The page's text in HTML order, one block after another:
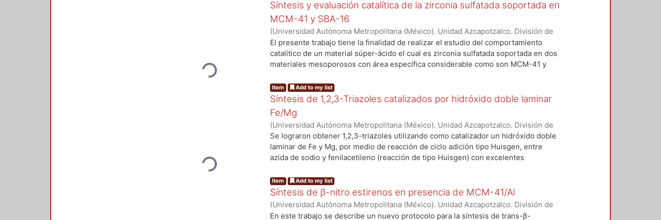
80.6% a esas mismas concentraciones.
Loading...
Síntesis y evaluación catalítica de la zirconia sulfatada soportada en
MCM-41 y SBA-16
(Universidad Autónoma Metropolitana (México). Unidad Azcapotzalco. División de
Ciencias Básicas e Ingeniería.,2016)Leyva Cruz, Edgar Oswaldo;Ángeles Beltrán,
Deyanira ;Lomas Romero, Leticia;Lara Corona, Víctor Hugo
El presente trabajo tiene la finalidad de realizar el estudio del comportamiento
catalítico de un material súper-ácido el cual es zirconia sulfatada soportada en dos
materiales mesoporosos con área específica considerable como son MCM-41 y
Para comparar la actividad catalítica se realizó en una reacción de apertura
nucleofílica de un epóxido con anilina para la obtención de un β-aminoalcohol.
Loading...
Item Add to my list
Síntesis de 1,2,3-Triazoles catalizados por hidróxido doble laminar
Fe/Mg
(Universidad Autónoma Metropolitana (México). Unidad Azcapotzalco. División de
Ciencias Básicas e Ingeniería.,2016 )García Flores, Arturo;Rodríguez Ramírez,
Ricardo Iván; Ángeles Beltrán, Deyanira;Gutiérrez Carrillo, Atilano;Lomas Romero,
Leticia;Negrón Silva, Guillermo Enrique
Se lograron obtener 1,2,3-triazoles utilizando como catalizador un hidróxido doble
laminar de Fe y Mg, por medio de reacción de ciclo adición tipo Huisgen, entre
azida de sodio y fenilacetileno (reacción de tipo Huisgen) con excelentes
calentamiento por irradiación de microondas. El rendimiento de la reacción es el
resultado de ambos procesos catalíticos heterogéneos y homogéneos, como
consecuencia de la captura de Fe por el ascorbato de sodio. Aunque las
condiciones de reacción apropiadas se emplean (EtOH y H₂O, 80 ° C MW, 30 min.),
Item Add to my list
Síntesis de β-nitro estirenos en presencia de MCM-41/Al
(Universidad Autónoma Metropolitana (México). Unidad Azcapotzalco. División de
Ciencias Básicas e Ingeniería., 2016)Fernando López, Oscar;Vergara Arenas,
En este trabajo se describe un nuevo protocolo para la síntesis de trans-β-